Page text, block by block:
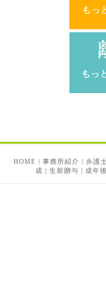
HOME | 事務所紹介 | 弁護
成 | 生前贈与 | 成年